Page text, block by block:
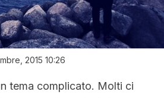
2015 10:26
tema complicato. Molti ci